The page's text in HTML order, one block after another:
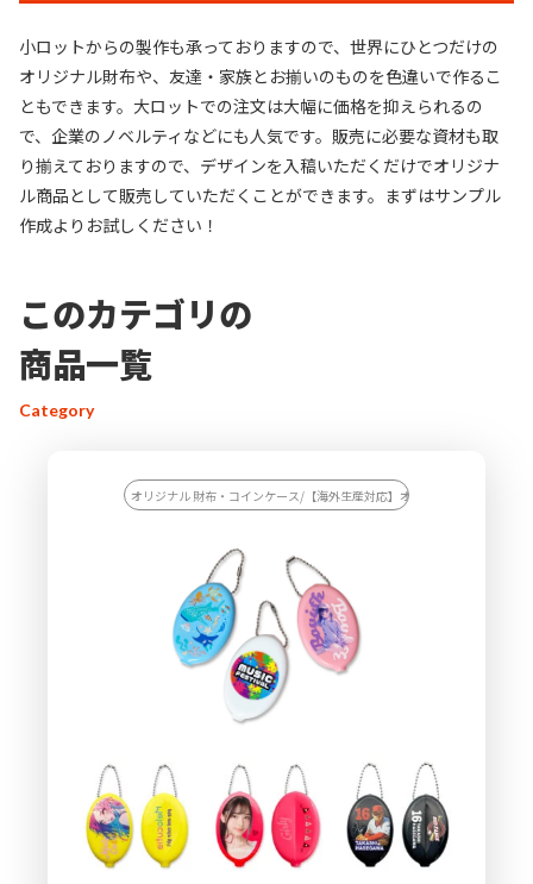
小ロットからの製作も承っておりますので、世界にひとつだけの
オリジナル財布や、友達・家族とお揃いのものを色違いで作るこ
ともできます。大ロットでの注文は大幅に価格を抑えられるの
で、企業のノベルティなどにも人気です。販売に必要な資材も取
り揃えておりますので、デザインを入稿いただくだけでオリジナ
ル商品として販売していただくことができます。まずはサンプル
作成よりお試しください！
このカテゴリの
商品一覧
Category
オリジナル 財布・コインケース/【海外生産対応】オリジナル 財布・コ